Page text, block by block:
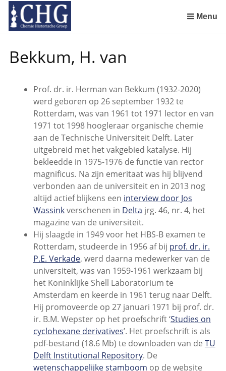
links
over
naar
de
Spring
naar
het
menu
Menu
Bekkum, H. van
Prof. dr. ir. Herman van Bekkum (1932-2020)
werd geboren op 26 september 1932 te
Rotterdam, was van 1961 tot 1971 lector en van
1971 tot 1998 hoogleraar organische chemie
aan de Technische Universiteit Delft. Later
uitgebreid met het vakgebied katalyse. Hij
bekleedde in 1975-1976 de functie van rector
magnificus. Na zijn emeritaat was hij blijvend
verbonden aan de universiteit en in 2013 nog
altijd actief blijkens een interview door Jos
Wassinkverschenen in Delta jrg. 46, nr. 4, het
magazine van de universiteit.
Hij slaagde in 1949 voor het HBS-B examen te
Rotterdam, studeerde in 1956 af bij prof. dr. ir.
P.E. Verkade, werd daarna medewerker van de
universiteit, was van 1959-1961 werkzaam bij
het Koninklijke Shell Laboratorium te
Amsterdam en keerde in 1961 terug naar Delft.
Hij promoveerde op 27 januari 1971 bij prof. dr.
ir. B.M. Wepster op het proefschrift ‘Studies on
cyclohexane derivatives’. Het proefschrift is als
pdf-bestand (18.6 Mb) te downloaden van de TU
Delft Institutional Repository. De
wetenschappelijke stamboom op de website